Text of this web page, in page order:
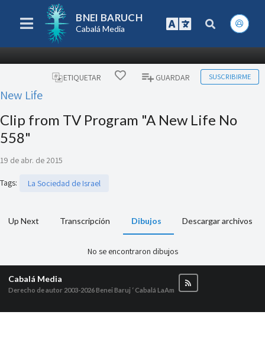
BNEI BARUCH
Cabalá Media
ETIQUETAR GUARDAR SUSCRIBIRME
New Life
Clip from TV Program "A New Life No
558"
19 de abr. de 2015
Tags: La Sociedad de Israel
Up Next Transcripción Dibujos Descargar archivos
No se encontraron dibujos
Cabalá Media
Derecho de autor 2003-2026Benei Baruj ‘ Cabalá LaAm